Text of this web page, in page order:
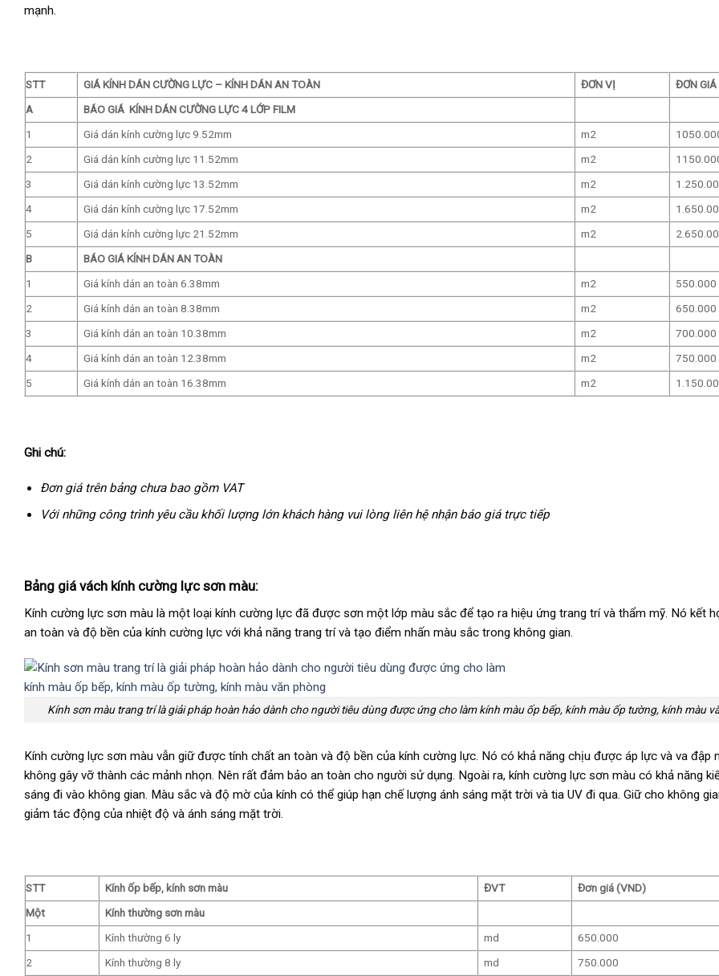
mạnh.
STT GIÁ KÍNH DÁN CƯỜNG LỰC – KÍNH DÁN AN TOÀN ĐƠN VỊ
ĐƠN GIÁ
A
BÁO GIÁ KÍNH DÁN CƯỜNG LỰC 4 LỚP FILM
1
Giá dán kính cường lực 9.52mm m2
2
Giá dán kính cường lực 11.52mm m2
3
Giá dán kính cường lực 13.52mm m2
4
Giá dán kính cường lực 17.52mm m2
5
Giá dán kính cường lực 21.52mm m2
B
BÁO GIÁ KÍNH DÁN AN TOÀN
1
Giá kính dán an toàn 6.38mm m2
550.000
2
Giá kính dán an toàn 8.38mm m2
650.000
3
Giá kính dán an toàn 10.38mm m2
700.000
4
Giá kính dán an toàn 12.38mm m2
750.000
5
Giá kính dán an toàn 16.38mm m2
Ghi chú:
Đơn giá trên bảng chưa bao gồm VAT
Với những công trình yêu cầu khối lượng lớn khách hàng vui lòng liên hệ nhận báo giá trực tiếp
Bảng giá vách kính cường lực sơn màu:
Kính cường lực sơn màu là một loại kính cường lực đã được sơn một lớp màu sắc để tạo ra hiệu ứng trang trí và thẩm mỹ. Nó kết
an toàn và độ bền của kính cường lực với khả năng trang trí và tạo điểm nhấn màu sắc trong không gian.
Kính sơn màu trang trí là giải pháp hoàn hảo dành cho người tiêu dùng được ứng cho làm kính màu ốp bếp, kính màu ốp tường, kính màu
Kính cường lực sơn màu vẫn giữ được tính chất an toàn và độ bền của kính cường lực. Nó có khả năng chịu được áp lực và va đập
không gây vỡ thành các mảnh nhọn. Nên rất đảm bảo an toàn cho người sử dụng. Ngoài ra, kính cường lực sơn màu có khả năng
sáng đi vào không gian. Màu sắc và độ mờ của kính có thể giúp hạn chế lượng ánh sáng mặt trời và tia UV đi qua. Giữ cho không
giảm tác động của nhiệt độ và ánh sáng mặt trời.
STT Kính ốp bếp, kính sơn màu ĐVT
Đơn giá (VND)
Một
Kính thường sơn màu
1
Kính thường 6 ly md
650.000
2
Kính thường 8 ly md 750.000